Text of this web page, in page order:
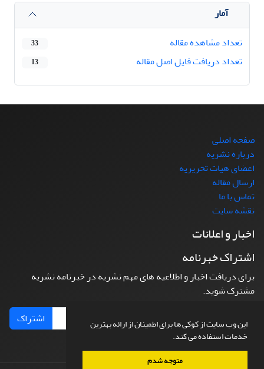
این وب سایت از کوکی ها برای اطمینان از ارائه بهترین
خدمات استفاده می کند.
متوجه شدم
آمار
تعداد مشاهده مقاله
33
تعداد دریافت فایل اصل مقاله 13
صفحه اصلی
درباره نشریه
اعضای هیات تحریریه
ارسال مقاله
تماس با ما
نقشه سایت
اخبار و اعلانات
اشتراک خبرنامه
برای دریافت اخبار و اطلاعیه های مهم نشریه در خبرنامه نشریه
مشترک شوید.
اشتراک